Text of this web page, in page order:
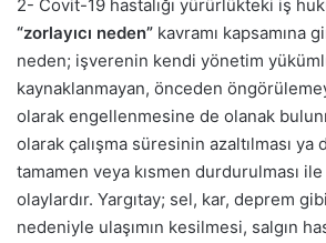
2- Covit-19 hastalığı yürürlükteki iş
“zorlayıcı neden” kavramı kapsamına
neden; işverenin kendi yönetim
kaynaklanmayan, önceden
olarak engellenmesine de olanak
olarak çalışma süresinin azaltılması ya
tamamen veya kısmen durdurulması
olaylardır. Yargıtay; sel, kar, deprem
nedeniyle ulaşımın kesilmesi, salgın